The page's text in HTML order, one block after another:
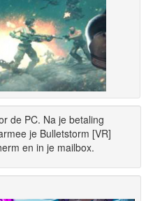
de PC. Na je betaling
je Bulletstorm [VR]
en in je mailbox.